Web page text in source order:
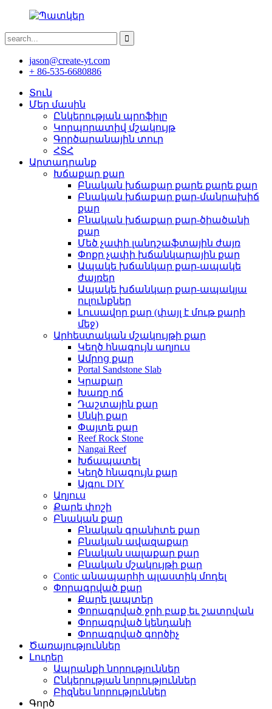
jason@create-yt.com
+ 86-535-6680886
Տուն
Մեր մասին
Ընկերության պրոֆիլը
Կորպորատիվ մշակույթ
Գործարանային տուր
ՀՏՀ
Արտադրանք
Խճաքար քար
Բնական խճաքար քարե քարե քար
Բնական խճաքար քար-մանրախիճ
քար
Բնական խճաքար քար-ծիածանի
քար
Մեծ չափի լանդշաֆտային ժայռ
Փոքր չափի խճանկարային քար
Ապակե խճանկար քար-ապակե
ժայռեր
Ապակե խճանկար քար-ապակյա
ուլունքներ
Լուսավոր քար (փայլ է մութ քարի
մեջ)
Արհեստական ​​մշակույթի քար
Կեղծ հնագույն աղյուս
Ամրոց քար
Portal Sandstone Slab
Կրաքար
Խառը ոճ
Դաշտային քար
Սնկի քար
Փայտե քար
Reef Rock Stone
Nangai Reef
Խճապատել
Կեղծ հնագույն քար
Այգու DIY
Աղյուս
Քարե փոշի
Բնական քար
Բնական գրանիտե քար
Բնական ավազաքար
Բնական սալաքար քար
Բնական մշակույթի քար
Contic անապարհի պլաստիկ մոդել
Փորագրված քար
Քարե լապտեր
Փորագրված ջրի բաք եւ շատրվան
Փորագրված կենդանի
Փորագրված գործիչ
Ծառայություններ
Լուրեր
Ապրանքի նորություններ
Ընկերության նորություններ
Բիզնես նորություններ
Գործ